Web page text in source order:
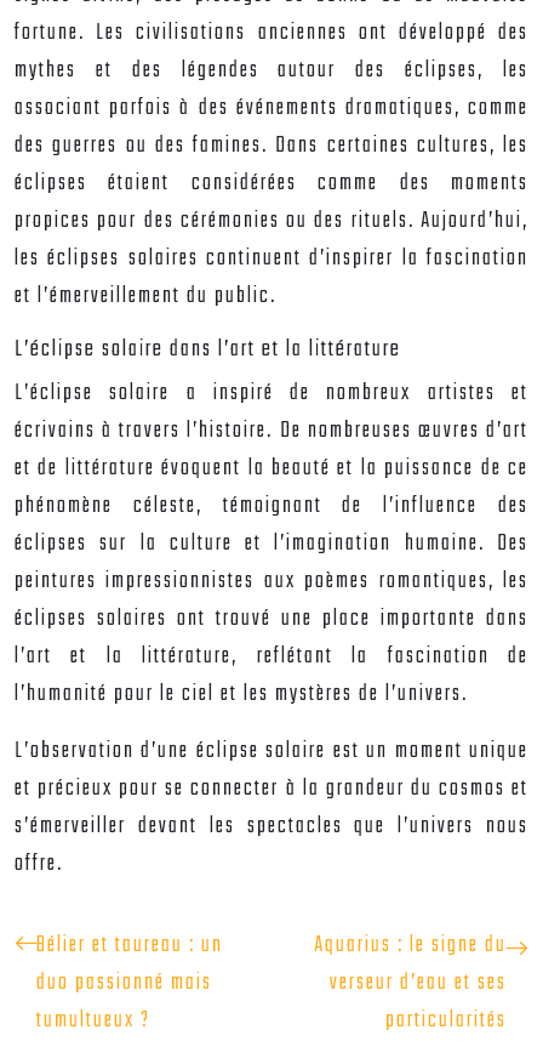
fortune. Les civilisations anciennes ont développé des
mythes et des légendes autour des éclipses, les
associant parfois à des événements dramatiques, comme
des guerres ou des famines. Dans certaines cultures, les
éclipses étaient considérées comme des moments
propices pour des cérémonies ou des rituels. Aujourd’hui,
les éclipses solaires continuent d’inspirer la fascination
et l’émerveillement du public.
L’éclipse solaire dans l’art et la littérature
L’éclipse solaire a inspiré de nombreux artistes et
écrivains à travers l’histoire. De nombreuses œuvres d’art
et de littérature évoquent la beauté et la puissance de ce
phénomène céleste, témoignant de l’influence des
éclipses sur la culture et l’imagination humaine. Des
peintures impressionnistes aux poèmes romantiques, les
éclipses solaires ont trouvé une place importante dans
l’art et la littérature, reflétant la fascination de
l’humanité pour le ciel et les mystères de l’univers.
L’observation d’une éclipse solaire est un moment unique
et précieux pour se connecter à la grandeur du cosmos et
s’émerveiller devant les spectacles que l’univers nous
offre.
Bélier et taureau : un
duo passionné mais
tumultueux ?
Aquarius : le signe du
verseur d’eau et ses
particularités